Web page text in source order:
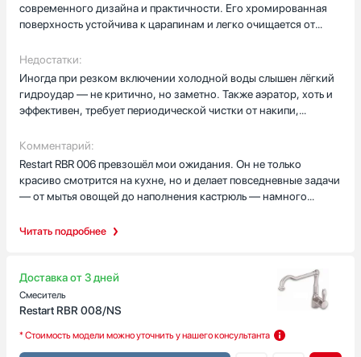
Читать подробнее
современного дизайна и практичности. Его хромированная
поверхность устойчива к царапинам и легко очищается от
при мытье крупной посуды, а поворотный механизм позволяет
направлять струю в любую точку раковины. Особенно ценю
наличие аэратора — он не только смягчает воду, но и
значительно снижает её расход без потери напора. Установка
оказалась проще, чем я ожидала: всё крепится надёжно, без
регулировка температуры — точная и быстрая.
Недостатки:
Иногда при резком включении холодной воды слышен лёгкий
гидроудар — не критично, но заметно. Также аэратор, хоть и
эффективен, требует периодической чистки от накипи,
напоре струя может немного разбрызгиваться, если
направлять её под острым углом к поверхности раковины.
Комментарий:
Restart RBR 006 превзошёл мои ожидания. Он не только
красиво смотрится на кухне, но и делает повседневные задачи
— от мытья овощей до наполнения кастрюль — намного
изливом: теперь не нужно поднимать тяжёлые сковородки,
всем, кто ценит качество и эргономику. За свою цену он
предлагает отличное соотношение функциональности и
долговечности.
Доставка от 3 дней
Смеситель
Restart RBR 008/NS
* Стоимость модели можно уточнить у нашего консультанта